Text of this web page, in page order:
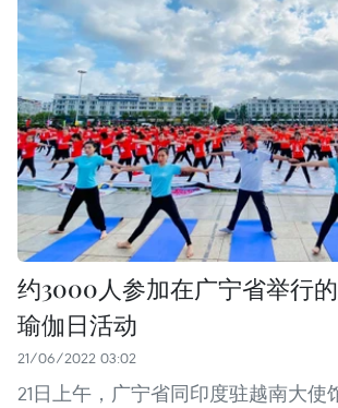
约3000人参加在广宁省举行
瑜伽日活动
21/06/2022 03:02
21日上午，广宁省同印度驻越南大使